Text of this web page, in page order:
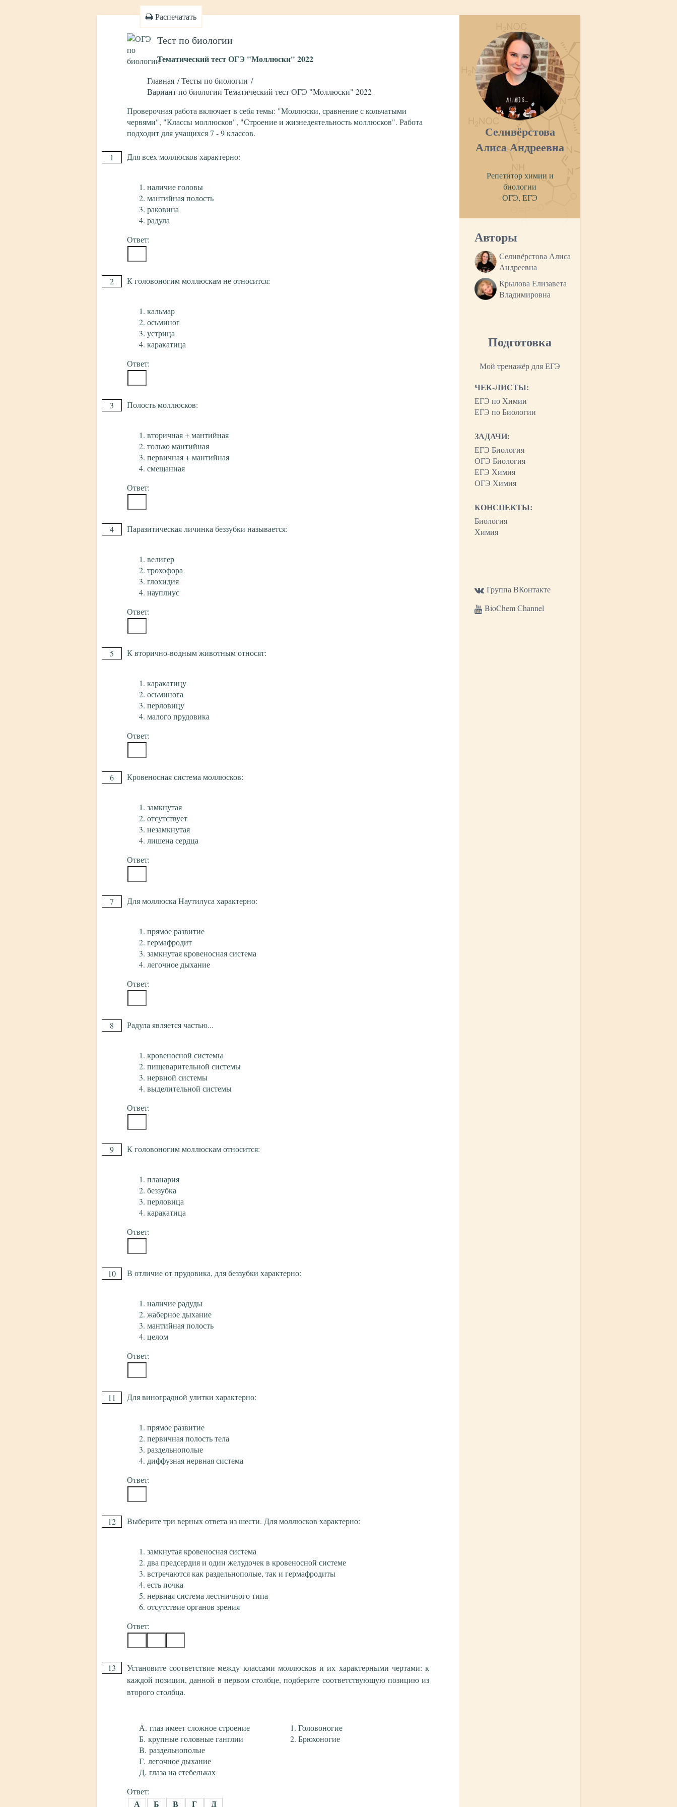
Селивёрстова
Алиса Андреевна
Репетитор химии и
биологии
ОГЭ, ЕГЭ
Авторы
Селивёрстова Алиса
Андреевна
Крылова Елизавета
Владимировна
Подготовка
Мой тренажёр для ЕГЭ
ЧЕК-ЛИСТЫ:
ЕГЭ по Химии
ЕГЭ по Биологии
ЗАДАЧИ:
ЕГЭ Биология
ОГЭ Биология
ЕГЭ Химия
ОГЭ Химия
КОНСПЕКТЫ:
Биология
Химия
Группа ВКонтакте
BioChem Сhannel
Распечатать
Тест по биологии
Тематический тест ОГЭ "Моллюски" 2022
Главная
Тесты по биологии
Вариант по биологии Тематический тест ОГЭ "Моллюски" 2022
Проверочная работа включает в себя темы: "Моллюски, сравнение с кольчатыми
червями", "Классы моллюсков", "Строение и жизнедеятельность моллюсков". Работа
подходит для учащихся 7 - 9 классов.
1 Для всех моллюсков характерно:
наличие головы
мантийная полость
раковина
радула
Ответ:
2 К головоногим моллюскам не относится:
кальмар
осьминог
устрица
каракатица
Ответ:
3 Полость моллюсков:
вторичная + мантийная
только мантийная
первичная + мантийная
смещанная
Ответ:
4 Паразитическая личинка беззубки называется:
велигер
трохофора
глохидия
науплиус
Ответ:
5 К вторично-водным животным относят:
каракатицу
осьминога
перловицу
малого прудовика
Ответ:
6 Кровеносная система моллюсков:
замкнутая
отсутствует
незамкнутая
лишена сердца
Ответ:
7 Для моллюска Наутилуса характерно:
прямое развитие
гермафродит
замкнутая кровеносная система
легочное дыхание
Ответ:
8 Радула является частью...
кровеносной системы
пищеварительной системы
нервной системы
выделительной системы
Ответ:
9 К головоногим моллюскам относится:
планария
беззубка
перловица
каракатица
Ответ:
10 В отличие от прудовика, для беззубки характерно:
наличие радуды
жаберное дыхание
мантийная полость
целом
Ответ:
11 Для виноградной улитки характерно:
прямое развитие
первичная полость тела
раздельнополые
диффузная нервная система
Ответ:
12 Выберите три верных ответа из шести. Для моллюсков характерно:
замкнутая кровеносная система
два предсердия и один желудочек в кровеносной системе
встречаются как раздельнополые, так и гермафродиты
есть почка
нервная система лестничного типа
отсутствие органов зрения
Ответ:
13
Установите соответствие между классами моллюсков и их характерными чертами: к
каждой позиции, данной в первом столбце, подберите соответствующую позицию из
второго столбца.
глаз имеет сложное строение
крупные головные ганглии
раздельнополые
легочное дыхание
глаза на стебельках
Головоногие
Брюхоногие
Ответ:
А Б В Г Д